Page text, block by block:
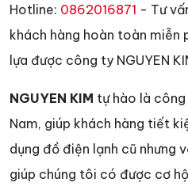
Hotline: 0862016871 - Tư
khách hàng hoàn toàn miễn
lựa được công ty NGUYEN
NGUYEN KIM tự hào là
Nam, giúp khách hàng tiết
dụng đồ điện lạnh cũ nhưng
giúp chúng tôi có được cơ